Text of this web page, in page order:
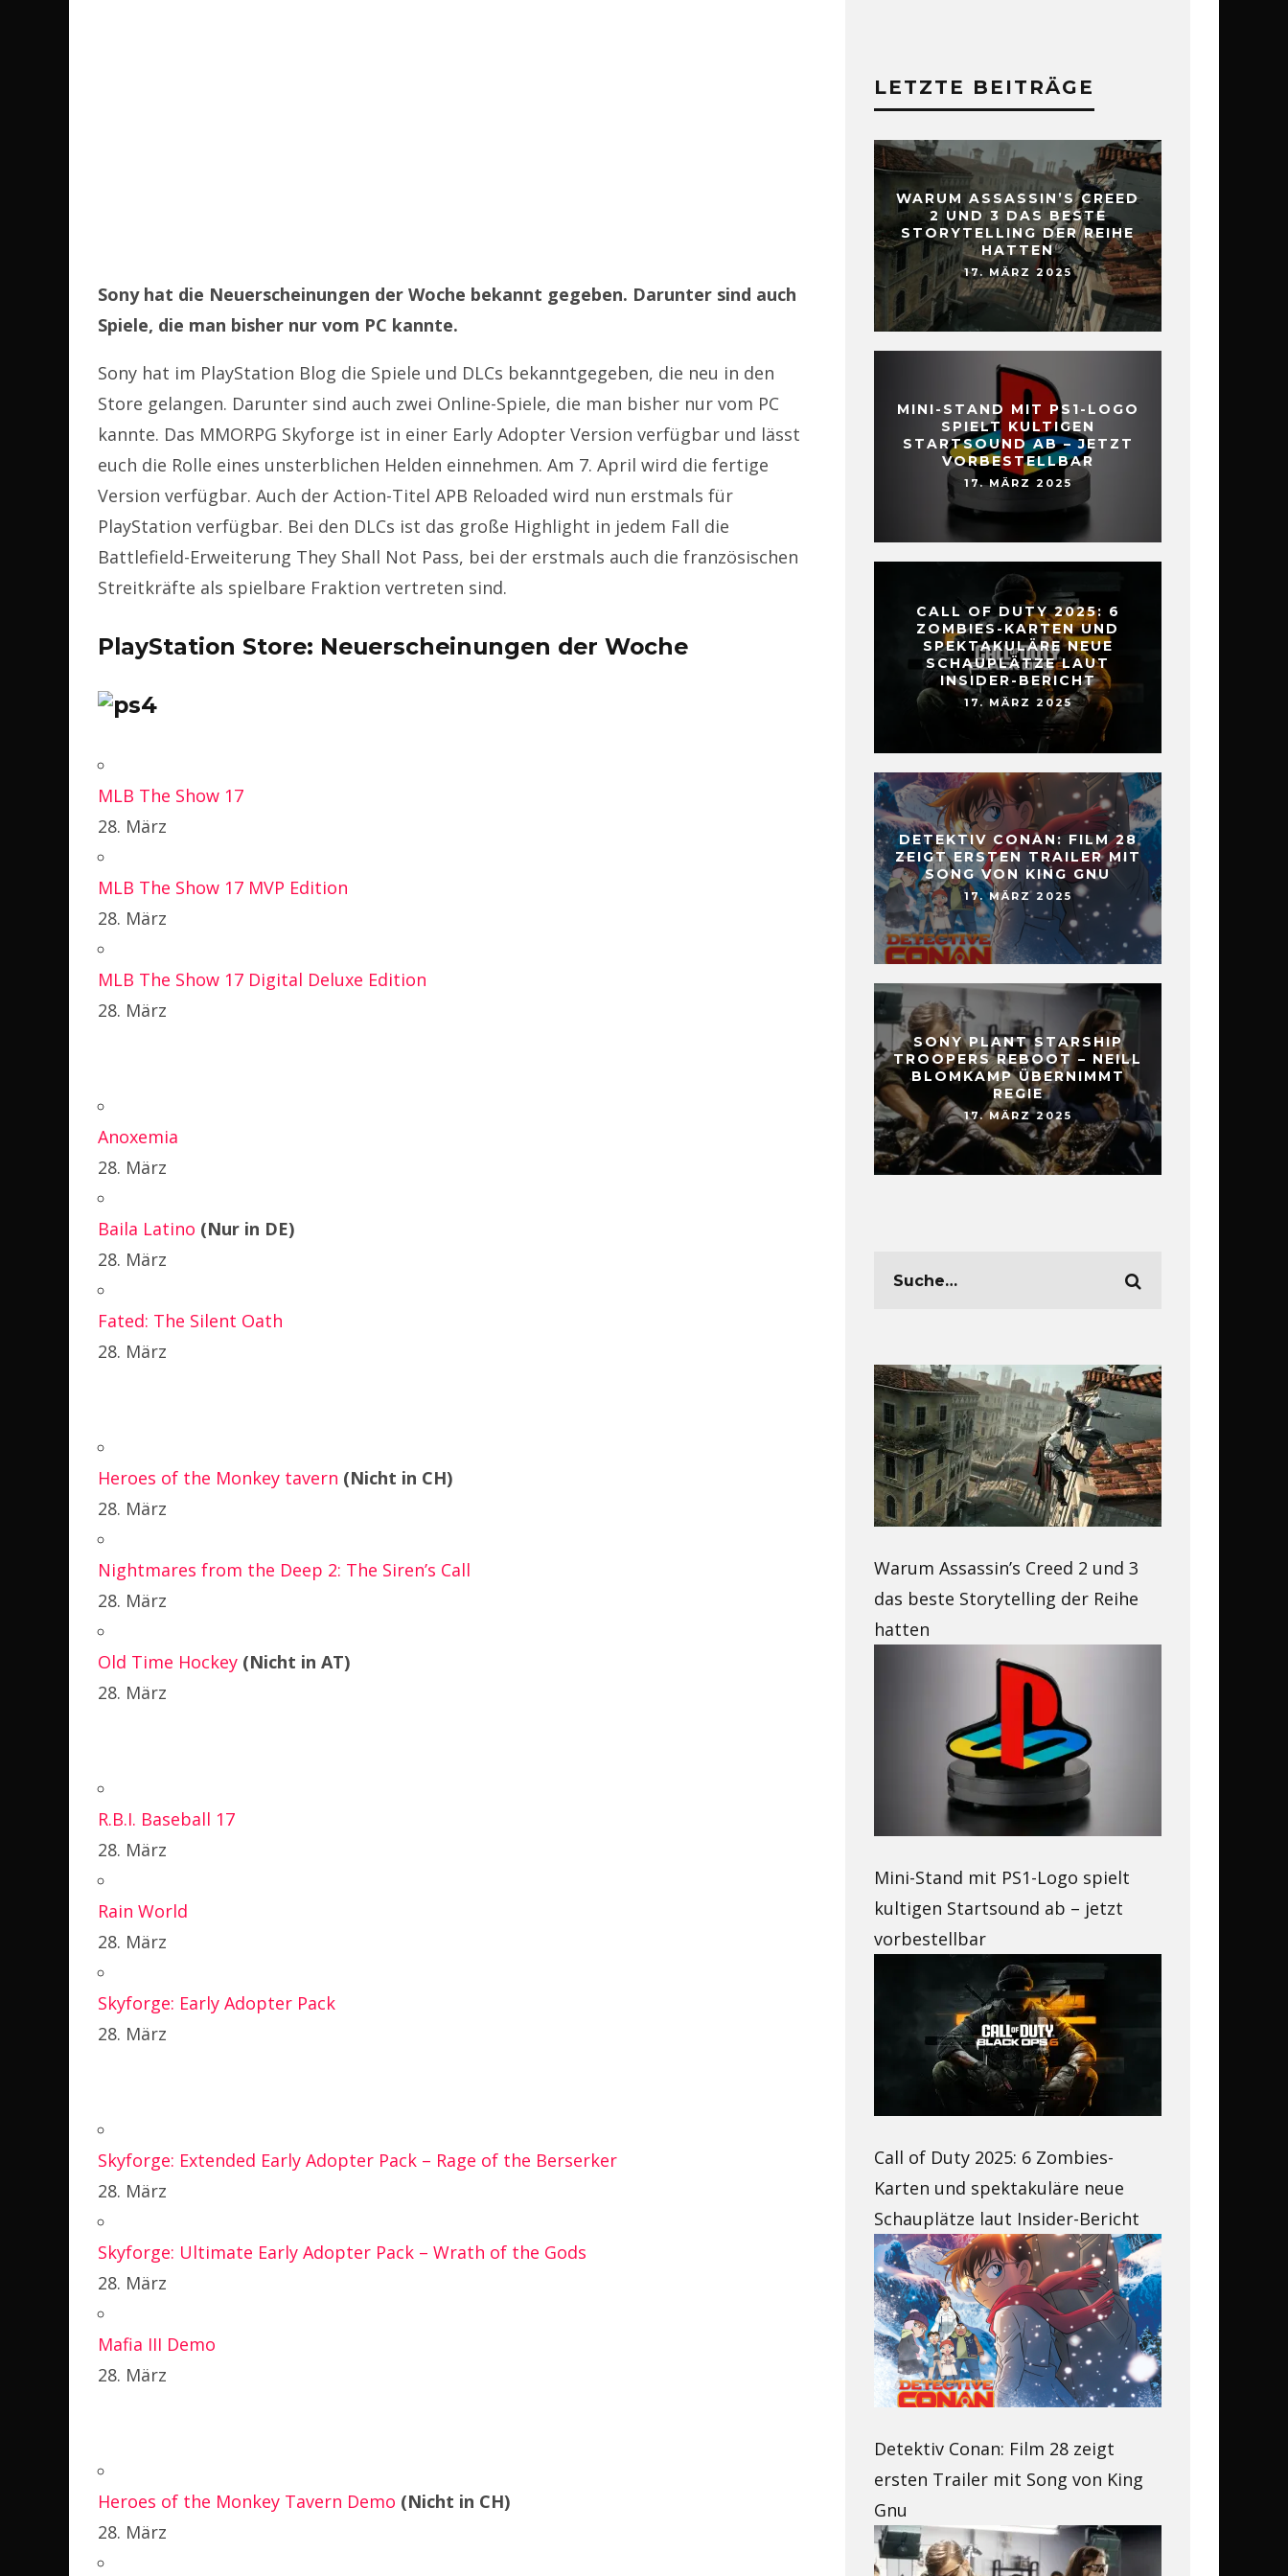
Sony hat die Neuerscheinungen der Woche bekannt gegeben. Darunter sind auch
Spiele, die man bisher nur vom PC kannte.
Sony hat im PlayStation Blog die Spiele und DLCs bekanntgegeben, die neu in den
Store gelangen. Darunter sind auch zwei Online-Spiele, die man bisher nur vom PC
kannte. Das MMORPG Skyforge ist in einer Early Adopter Version verfügbar und lässt
euch die Rolle eines unsterblichen Helden einnehmen. Am 7. April wird die fertige
Version verfügbar. Auch der Action-Titel APB Reloaded wird nun erstmals für
PlayStation verfügbar. Bei den DLCs ist das große Highlight in jedem Fall die
Battlefield-Erweiterung They Shall Not Pass, bei der erstmals auch die französischen
Streitkräfte als spielbare Fraktion vertreten sind.
PlayStation Store: Neuerscheinungen der Woche
MLB The Show 17
28. März
MLB The Show 17 MVP Edition
28. März
MLB The Show 17 Digital Deluxe Edition
28. März
Anoxemia
28. März
Baila Latino (Nur in DE)
28. März
Fated: The Silent Oath
28. März
Heroes of the Monkey tavern (Nicht in CH)
28. März
Nightmares from the Deep 2: The Siren’s Call
28. März
Old Time Hockey (Nicht in AT)
28. März
R.B.I. Baseball 17
28. März
Rain World
28. März
Skyforge: Early Adopter Pack
28. März
Skyforge: Extended Early Adopter Pack – Rage of the Berserker
28. März
Skyforge: Ultimate Early Adopter Pack – Wrath of the Gods
28. März
Mafia III Demo
28. März
Heroes of the Monkey Tavern Demo (Nicht in CH)
28. März
LETZTE BEITRÄGE
WARUM ASSASSIN’S CREED
2 UND 3 DAS BESTE
STORYTELLING DER REIHE
HATTEN
17. MÄRZ 2025
MINI-STAND MIT PS1-LOGO
SPIELT KULTIGEN
STARTSOUND AB – JETZT
VORBESTELLBAR
17. MÄRZ 2025
CALL OF DUTY 2025: 6
ZOMBIES-KARTEN UND
SPEKTAKULÄRE NEUE
SCHAUPLÄTZE LAUT
INSIDER-BERICHT
17. MÄRZ 2025
DETEKTIV CONAN: FILM 28
ZEIGT ERSTEN TRAILER MIT
SONG VON KING GNU
17. MÄRZ 2025
SONY PLANT STARSHIP
TROOPERS REBOOT – NEILL
BLOMKAMP ÜBERNIMMT
REGIE
17. MÄRZ 2025
Warum Assassin’s Creed 2 und 3
das beste Storytelling der Reihe
hatten
Mini-Stand mit PS1-Logo spielt
kultigen Startsound ab – jetzt
vorbestellbar
Call of Duty 2025: 6 Zombies-
Karten und spektakuläre neue
Schauplätze laut Insider-Bericht
Detektiv Conan: Film 28 zeigt
ersten Trailer mit Song von King
Gnu